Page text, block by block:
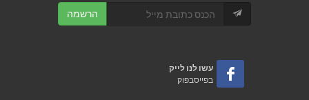
הרשמה
עשו לנו לייק
בפייסבפוק